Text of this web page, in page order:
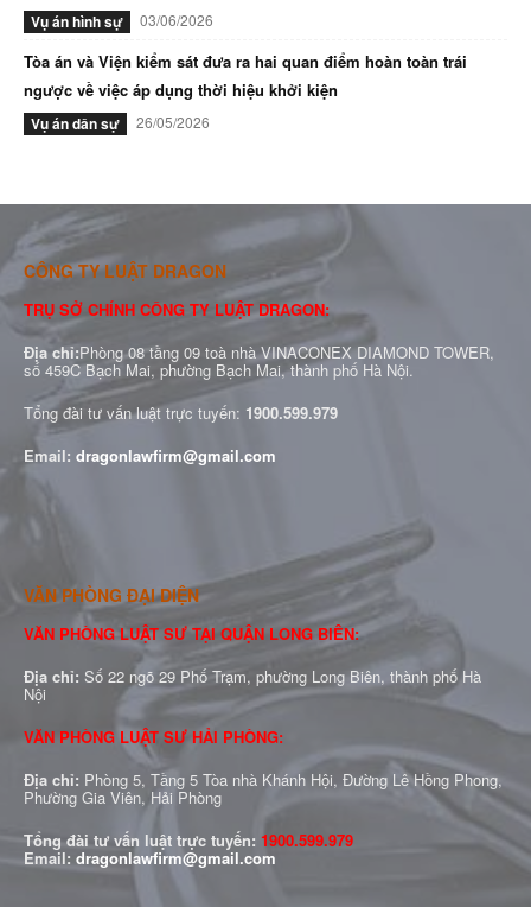
Vụ án hình sự 03/06/2026
Tòa án và Viện kiểm sát đưa ra hai quan điểm hoàn toàn trái
ngược về việc áp dụng thời hiệu khởi kiện
Vụ án dân sự 26/05/2026
CÔNG TY LUẬT DRAGON
TRỤ SỞ CHÍNH CÔNG TY LUẬT DRAGON:
Địa chỉ:Phòng 08 tầng 09 toà nhà VINACONEX DIAMOND TOWER,
số 459C Bạch Mai, phường Bạch Mai, thành phố Hà Nội.
Tổng đài tư vấn luật trực tuyến: 1900.599.979
Email: dragonlawfirm@gmail.com
VĂN PHÒNG ĐẠI DIỆN
VĂN PHÒNG LUẬT SƯ TẠI QUẬN LONG BIÊN:
Địa chỉ: Số 22 ngõ 29 Phố Trạm, phường Long Biên, thành phố Hà
Nội
VĂN PHÒNG LUẬT SƯ HẢI PHÒNG:
Địa chỉ: Phòng 5, Tầng 5 Tòa nhà Khánh Hội, Đường Lê Hồng Phong,
Phường Gia Viên, Hải Phòng
Tổng đài tư vấn luật trực tuyến: 1900.599.979
Email: dragonlawfirm@gmail.com